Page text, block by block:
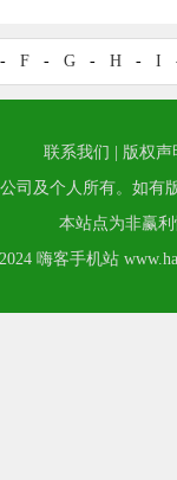
- F - G - H - I
联系我们
版权声
司及个人所有。如
本站点为非赢
嗨客手机站